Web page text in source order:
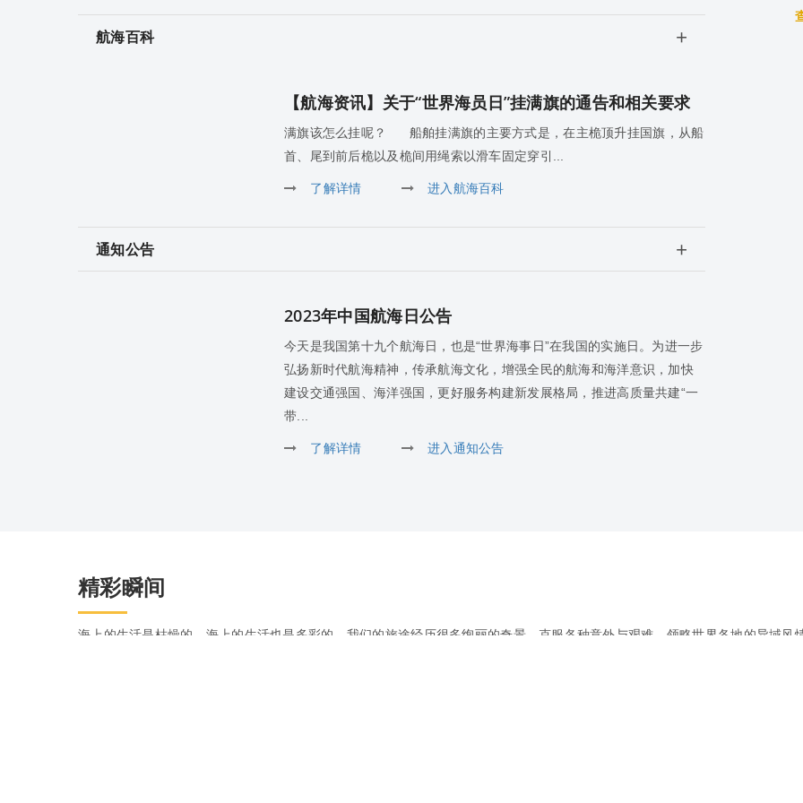
航海百科
【航海资讯】关于“世界海员日”挂满旗的通告和相关要求
满旗该怎么挂呢？ 船舶挂满旗的主要方式是，在主桅顶升挂国旗，从船
首、尾到前后桅以及桅间用绳索以滑车固定穿引...
了解详情 进入航海百科
通知公告
2023年中国航海日公告
今天是我国第十九个航海日，也是“世界海事日”在我国的实施日。为进一步
弘扬新时代航海精神，传承航海文化，增强全民的航海和海洋意识，加快
建设交通强国、海洋强国，更好服务构建新发展格局，推进高质量共建“一
带...
了解详情 进入通知公告
精彩瞬间
海上的生活是枯燥的，海上的生活也是多彩的，我们的旅途经历很多绚丽的奇景，克服各种意外与艰难，领略世界各地的异域